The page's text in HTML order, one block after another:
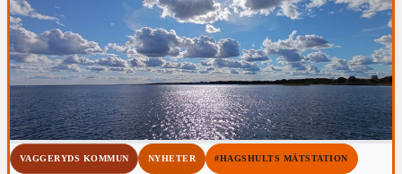
VAGGERYDS KOMMUN NYHETER #HAGSHULTS MÄTSTATION